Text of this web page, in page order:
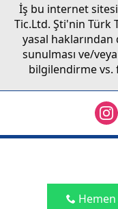
İş bu internet
Tic.Ltd. Şti'nin Türk
yasal
sunulması ve/
bilgilendirme vs.
Hemen